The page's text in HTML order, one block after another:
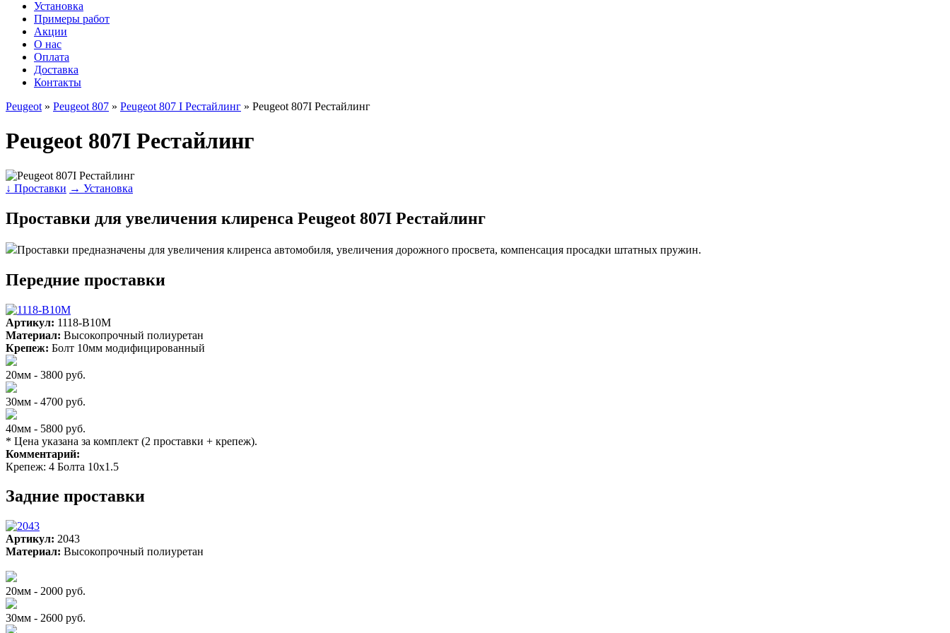
Установка
Примеры работ
Акции
О нас
Оплата
Доставка
Контакты
Peugeot » Peugeot 807 » Peugeot 807 I Рестайлинг » Peugeot 807I Рестайлинг
Peugeot 807I Рестайлинг
↓ Проставки → Установка
Проставки для увеличения клиренса Peugeot 807I Рестайлинг
Проставки предназначены для увеличения клиренса автомобиля, увеличения дорожного просвета, компенсация просадки штатных пружин.
Передние проставки
Артикул: 1118-B10M
Материал: Высокопрочный полиуретан
Крепеж: Болт 10мм модифицированный
20мм - 3800 руб.
30мм - 4700 руб.
40мм - 5800 руб.
* Цена указана за комплект (2 проставки + крепеж).
Комментарий:
Крепеж: 4 Болта 10х1.5
Задние проставки
Артикул: 2043
Материал: Высокопрочный полиуретан
20мм - 2000 руб.
30мм - 2600 руб.